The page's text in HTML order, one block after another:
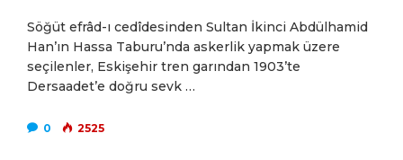
Söğüt efrâd-ı cedîdesinden Sultan İkinci Abdülhamid
Han’ın Hassa Taburu’nda askerlik yapmak üzere
seçilenler, Eskişehir tren garından 1903’te
Dersaadet’e doğru sevk …
0 2525